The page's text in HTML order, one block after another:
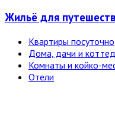
Жильё для
Квартиры посуточно
Дома, дачи и
Комнаты и койко-
Отели